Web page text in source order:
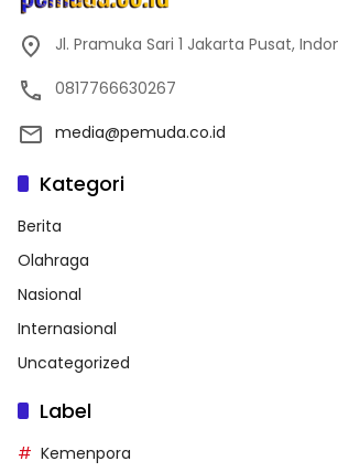
Jl. Pramuka Sari 1 Jakarta Pusat,
0817766630267
media@pemuda.co.id
Kategori
Berita
Olahraga
Nasional
Internasional
Uncategorized
Label
Kemenpora